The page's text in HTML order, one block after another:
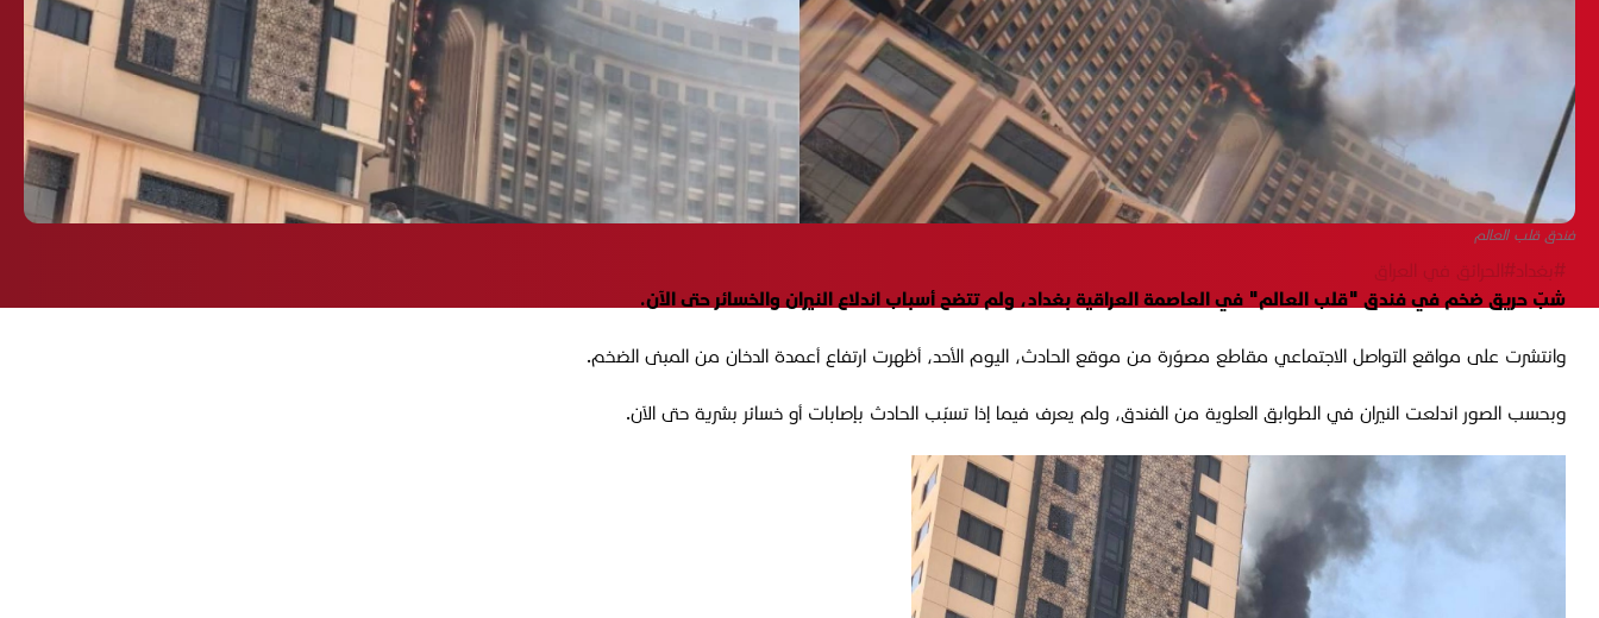
فندق قلب العالم
#بغداد#الحرائق في العراق
شبّ حريق ضخم في فندق "قلب العالم" في العاصمة العراقية بغداد، ولم تتضح أسباب اندلاع النيران والخسائر حتى الآن.
وانتشرت على مواقع التواصل الاجتماعي مقاطع مصوّرة من موقع الحادث، اليوم الأحد، أظهرت ارتفاع أعمدة الدخان من المبنى الضخم.
وبحسب الصور اندلعت النيران في الطوابق العلوية من الفندق، ولم يعرف فيما إذا تسبّب الحادث بإصابات أو خسائر بشرية حتى الآن.